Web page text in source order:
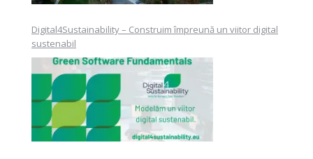
Digital4Sustainability – Construim împreună un viitor digital
sustenabil